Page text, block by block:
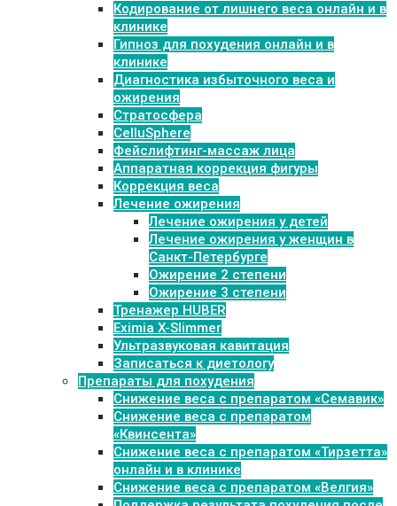
Кодирование от лишнего веса онлайн и в
клинике
Гипноз для похудения онлайн и в
клинике
Диагностика избыточного веса и
ожирения
Стратосфера
CelluSphere
Фейслифтинг-массаж лица
Аппаратная коррекция фигуры
Коррекция веса
Лечение ожирения
Лечение ожирения у детей
Лечение ожирения у женщин в
Санкт-Петербурге
Ожирение 2 степени
Ожирение 3 степени
Тренажер HUBER
Eximia X-Slimmer
Ультразвуковая кавитация
Записаться к диетологу
Препараты для похудения
Cнижение веса с препаратом «Семавик»
Снижение веса с препаратом
«Квинсента»
Снижение веса с препаратом «Тирзетта»
онлайн и в клинике
Снижение веса с препаратом «Велгия»